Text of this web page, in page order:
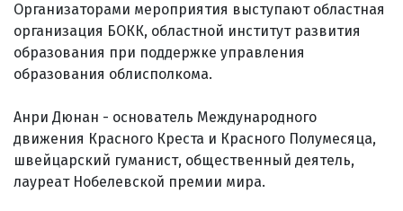
Организаторами мероприятия выступают областная
организация БОКК, областной институт развития
образования при поддержке управления
образования облисполкома.
Анри Дюнан - основатель Международного
движения Красного Креста и Красного Полумесяца,
швейцарский гуманист, общественный деятель,
лауреат Нобелевской премии мира.